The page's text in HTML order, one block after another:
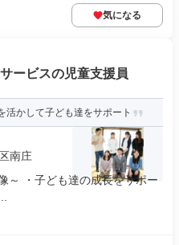
気になる
ービスの児童支援員
かして子ども達をサポート
南庄
～ ・子ども達の成長をサポー